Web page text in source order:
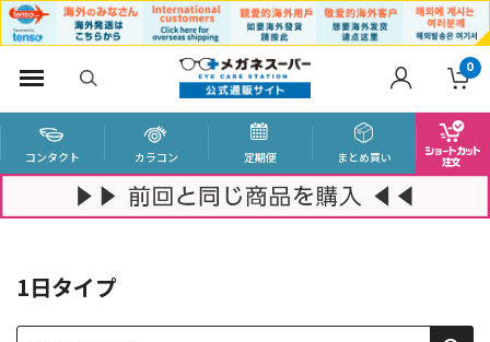
0
コンタクト カラコン 定期便 まとめ買い
1日タイプ